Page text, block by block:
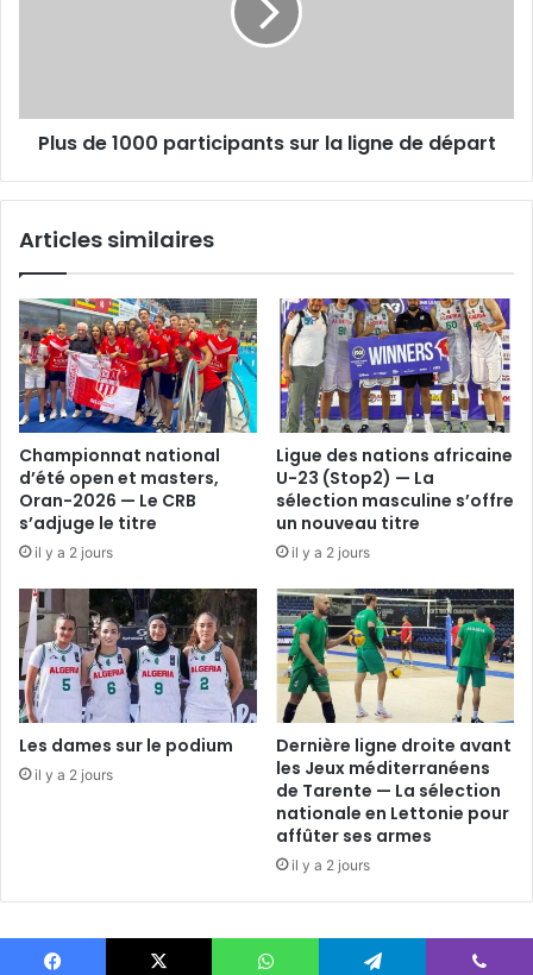
départ
Plus de 1000 participants sur la ligne de départ
Articles similaires
Championnat national
d’été open et masters,
Oran-2026 — Le CRB
s’adjuge le titre
il y a 2 jours
Ligue des nations africaine
U-23 (Stop2) — La
sélection masculine s’offre
un nouveau titre
il y a 2 jours
Les dames sur le podium
il y a 2 jours
Dernière ligne droite avant
les Jeux méditerranéens
de Tarente — La sélection
nationale en Lettonie pour
affûter ses armes
il y a 2 jours